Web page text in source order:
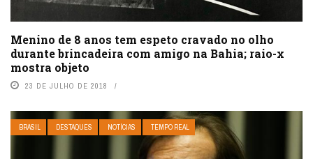
Menino de 8 anos tem espeto cravado no olho
durante brincadeira com amigo na Bahia; raio-x
mostra objeto
23 DE JULHO DE 2018
BRASIL DESTAQUES NOTÍCIAS TEMPO REAL